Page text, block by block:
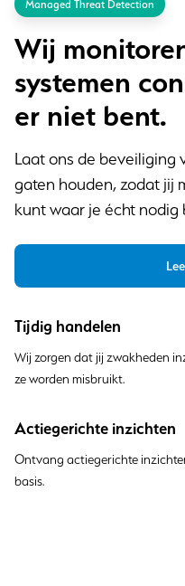
Managed Threat Detection
Wij
systemen
er niet bent.
Laat ons de beveiliging
gaten houden, zodat jij
kunt waar je écht nodig
Tijdig handelen
Wij zorgen dat jij zwakheden
ze worden misbruikt.
Actiegerichte inzichten
Ontvang actiegerichte
basis.